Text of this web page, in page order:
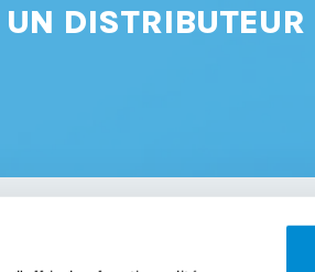
UN DISTRIBUTEUR